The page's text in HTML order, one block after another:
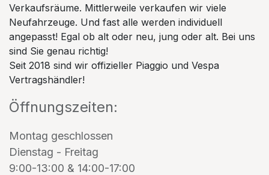
Verkaufsräume. Mittlerweile verkaufen wir viele
Neufahrzeuge. Und fast alle werden individuell
angepasst! Egal ob alt oder neu, jung oder alt. Bei uns
sind Sie genau richtig!
Seit 2018 sind wir offizieller Piaggio und Vespa
Vertragshändler!
Öffnungszeiten:
Montag geschlossen
Dienstag - Freitag
9:00-13:00 & 14:00-17:00